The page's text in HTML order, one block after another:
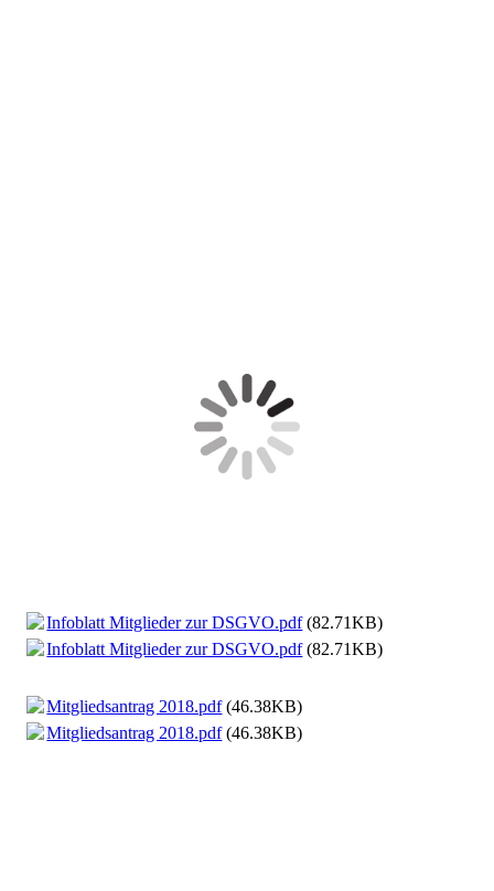
Infoblatt Mitglieder zur DSGVO.pdf(82.71KB)
Infoblatt Mitglieder zur DSGVO.pdf(82.71KB)
Mitgliedsantrag 2018.pdf(46.38KB)
Mitgliedsantrag 2018.pdf(46.38KB)